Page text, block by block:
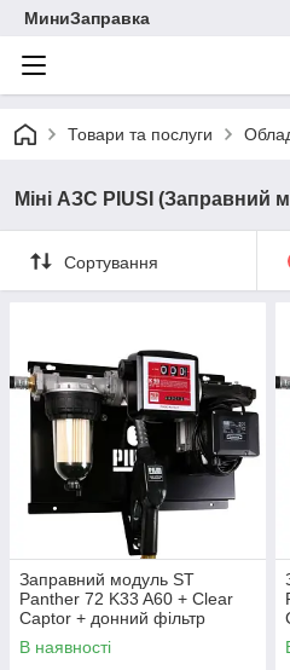
МиниЗаправка
Товари та послуги
Міні АЗС PIUSI (Заправний
Сортування
Заправний модуль ST
Panther 72 K33 A60 + Clear
Captor + донний фільтр
В наявності